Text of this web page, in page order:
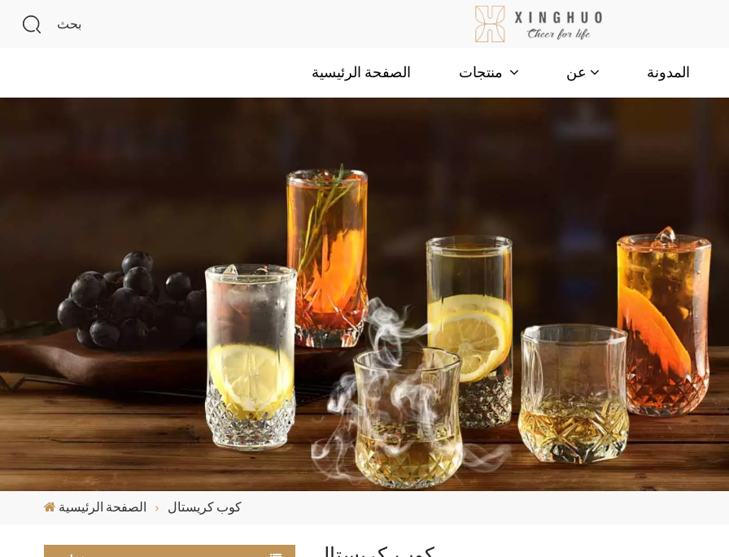
بحث
الصفحة الرئيسية عن المدونة
الصفحة الرئيسية كوب كريستال